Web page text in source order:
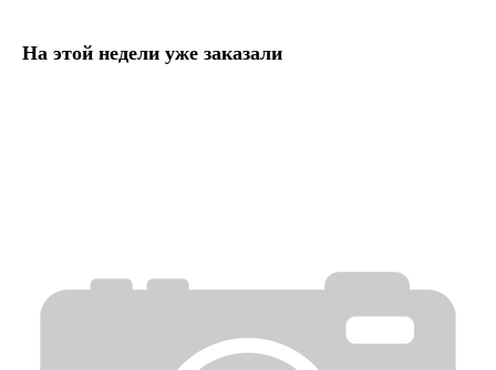
На этой недели уже заказали